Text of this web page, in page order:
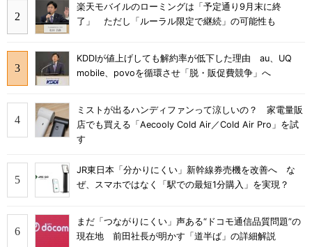
楽天モバイルのローミングは「予定通り9月末に終
了」 ただし「ルーラル限定で継続」の可能性も
KDDIが値上げしても解約率が低下した理由 au、UQ
mobile、povoを循環させ「脱・販促費競争」へ
ミストが出るハンディファンって涼しいの？ 家電量販
店でも買える「Aecooly Cold Air／Cold Air Pro」を試
す
JR東日本「分かりにくい」新幹線券売機を改善へ な
ぜ、スマホではなく「駅での最短1分購入」を実現？
まだ「つながりにくい」声ある“ドコモ通信品質問題”の
現在地 前田社長が明かす「道半ば」の詳細解説